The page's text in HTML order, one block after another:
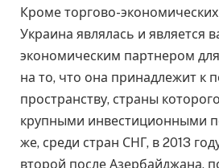
Кроме торгово-
Украина являлась и является
экономическим партнером
на то, что она принадлежит к
пространству, страны
крупными инвестиционными
же, среди стран СНГ, в 2013
второй после Азербайджана,